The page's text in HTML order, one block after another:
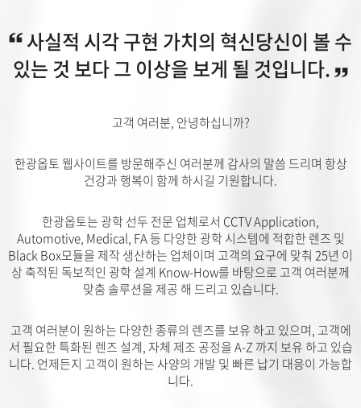
사실적 시각 구현 가치의 혁신당신이 볼 수
있는 것 보다 그 이상을 보게 될 것입니다.
고객 여러분, 안녕하십니까?
한광옵토 웹사이트를 방문해주신 여러분께 감사의 말씀 드리며 항상
건강과 행복이 함께 하시길 기원합니다.
한광옵토는 광학 선두 전문 업체로서 CCTV Application,
Automotive, Medical, FA 등 다양한 광학 시스템에 적합한 렌즈 및
Black Box모듈을 제작 생산하는 업체이며 고객의 요구에 맞춰 25년 이
상 축적된 독보적인 광학 설계 Know-How를 바탕으로 고객 여러분께
맞춤 솔루션을 제공 해 드리고 있습니다.
고객 여러분이 원하는 다양한 종류의 렌즈를 보유 하고 있으며, 고객에
서 필요한 특화된 렌즈 설계, 자체 제조 공정을 A-Z 까지 보유 하고 있습
니다. 언제든지 고객이 원하는 사양의 개발 및 빠른 납기 대응이 가능합
니다.